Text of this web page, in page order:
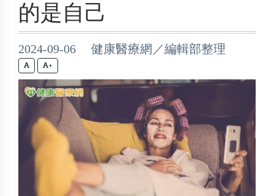
的是自己
2024-09-06 健康醫療網／編輯部整理
+